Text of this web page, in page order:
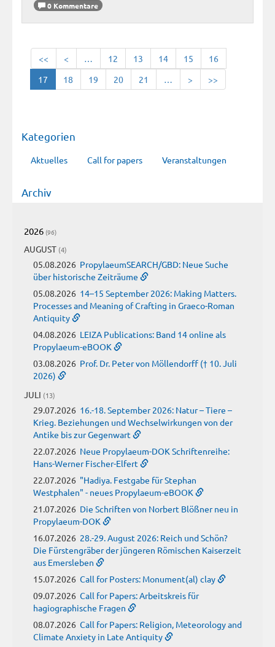
0 Kommentare
<< < … 12 13 14 15
16
17
18 19 20 21 … > >>
Kategorien
Aktuelles Call for papers Veranstaltungen
Archiv
2026 (96)
AUGUST (4)
05.08.2026 PropylaeumSEARCH/GBD: Neue Suche
über historische Zeiträume
05.08.2026 14–15 September 2026: Making Matters.
Processes and Meaning of Crafting in Graeco-Roman
Antiquity
04.08.2026 LEIZA Publications: Band 14 online als
Propylaeum-eBOOK
03.08.2026 Prof. Dr. Peter von Möllendorff († 10. Juli
2026)
JULI (13)
29.07.2026 16.-18. September 2026: Natur – Tiere –
Krieg. Beziehungen und Wechselwirkungen von der
Antike bis zur Gegenwart
22.07.2026 Neue Propylaeum-DOK Schriftenreihe:
Hans-Werner Fischer-Elfert
22.07.2026 "Hadiya. Festgabe für Stephan
Westphalen" - neues Propylaeum-eBOOK
21.07.2026 Die Schriften von Norbert Blößner neu in
Propylaeum-DOK
16.07.2026 28.-29. August 2026: Reich und Schön?
Die Fürstengräber der jüngeren Römischen Kaiserzeit
aus Emersleben
15.07.2026 Call for Posters: Monument(al) clay
09.07.2026 Call for Papers: Arbeitskreis für
hagiographische Fragen
08.07.2026 Call for Papers: Religion, Meteorology and
Climate Anxiety in Late Antiquity